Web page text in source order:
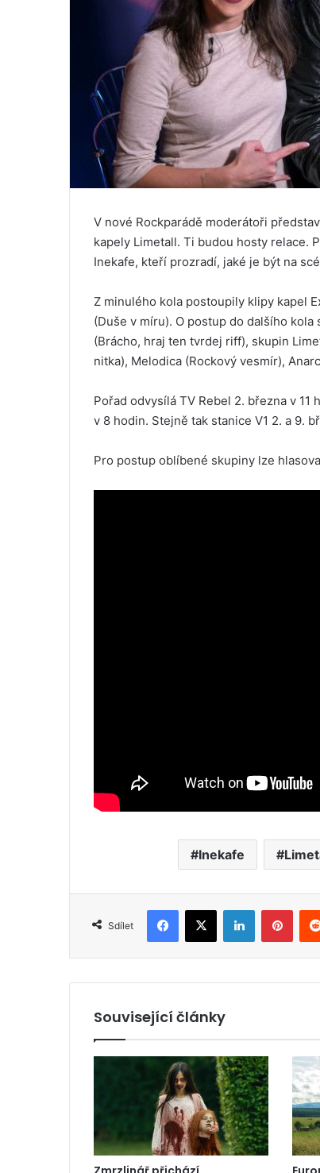
V nové Rockparádě moderátoři
kapely Limetall. Ti budou hosty relace.
Inekafe, kteří prozradí, jaké je být na
Z minulého kola postoupily klipy kapel
(Duše v míru). O postup do dalšího
(Brácho, hraj ten tvrdej riff), skupin
nitka), Melodica (Rockový vesmír),
Pořad odvysílá TV Rebel 2. března v 11
v 8 hodin. Stejně tak stanice V1 2. a 9.
Pro postup oblíbené skupiny lze
Inekafe
Sdílet
Související články